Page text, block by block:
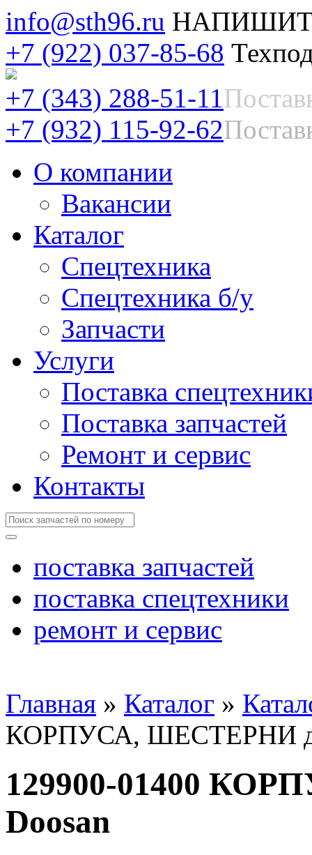
info@sth96.ru
+7 (922) 037-85-68
+7 (343) 288-51-11
+7 (932) 115-92-62
О компании
Вакансии
Каталог
Спецтехника
Спецтехника б/у
Запчасти
Услуги
Поставка
Поставка запчастей
Ремонт и сервис
Контакты
поставка запчастей
поставка спецтехники
ремонт и сервис
Главная » Каталог »
КОРПУСА, ШЕСТЕРНИ
129900-01400
Doosan